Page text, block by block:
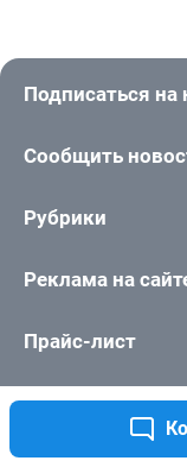
Подписаться на
Сообщить
Рубрики
Реклама на
Прайс-лист
О компании